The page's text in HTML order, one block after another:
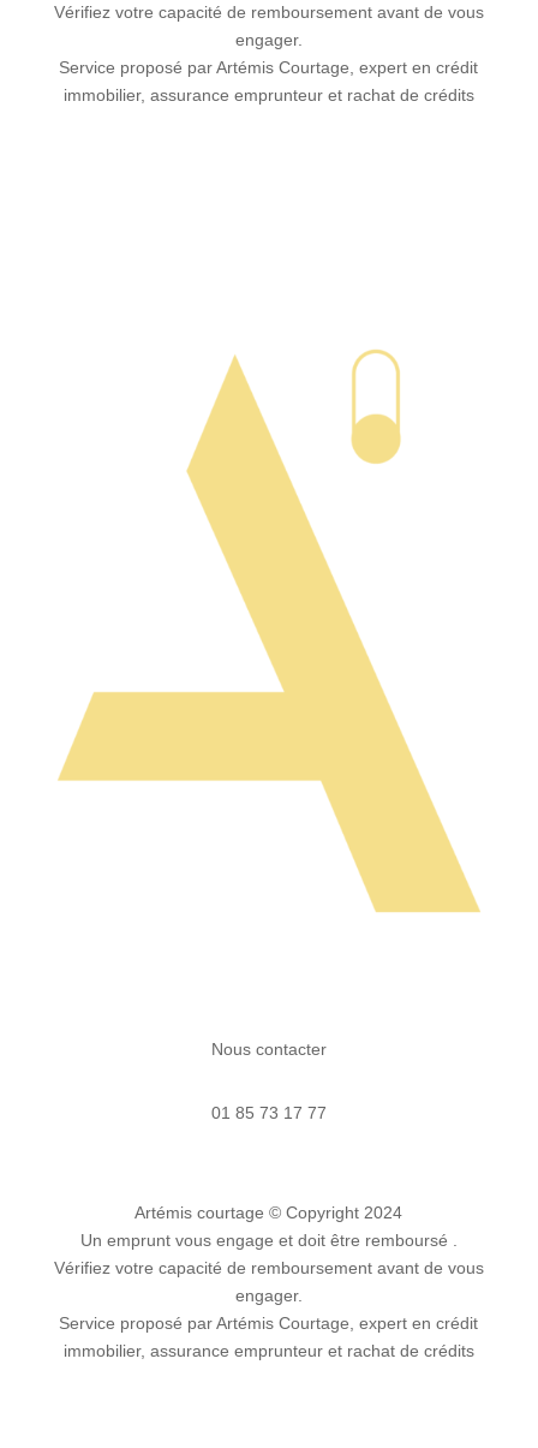
Vérifiez votre capacité de remboursement avant de vous
engager.
Service proposé par Artémis Courtage, expert en crédit
immobilier, assurance emprunteur et rachat de crédits
Nous contacter
01 85 73 17 77
Artémis courtage© Copyright 2024
Un emprunt vous engage et doit être remboursé .
Vérifiez votre capacité de remboursement avant de vous
engager.
Service proposé par Artémis Courtage, expert en crédit
immobilier, assurance emprunteur et rachat de crédits